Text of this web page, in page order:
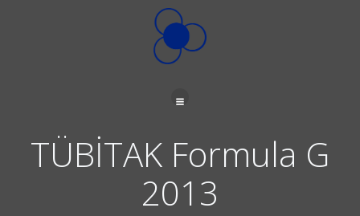
İçeriğe
geç
TÜBİTAK Formula G
2013